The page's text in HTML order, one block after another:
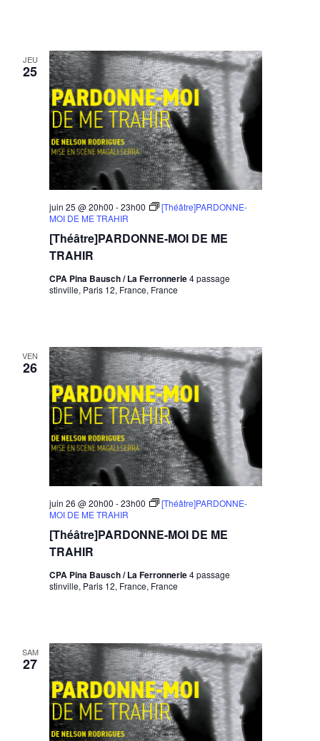
JEU
25
[Théâtre]PARDONNE-MOI DE ME
TRAHIR
juin 25 @ 20h00 -23h00
[Théâtre]PARDONNE-
MOI DE ME TRAHIR
CPA Pina Bausch / La Ferronnerie4 passage
stinville, Paris 12, France, France
VEN
26
[Théâtre]PARDONNE-MOI DE ME
TRAHIR
juin 26 @ 20h00 -23h00
[Théâtre]PARDONNE-
MOI DE ME TRAHIR
CPA Pina Bausch / La Ferronnerie4 passage
stinville, Paris 12, France, France
SAM
27